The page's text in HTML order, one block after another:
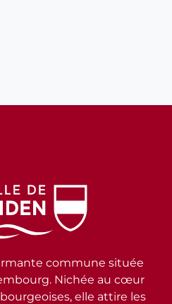
commune située
Nichée au cœur
elle attire les